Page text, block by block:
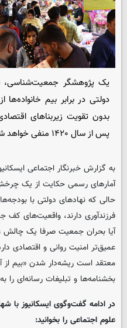
یک پژوهشگر جمعیت‌شناسی،
دولتی در برابر بیم
بدون تقویت زیربناهای
پس از سال ۱۴۲۰ منفی خواهد شد.
به گزارش خبرنگار اجتماعی
آمارهای رسمی حکایت از یک
حالی که نهادهای دولتی با
فرزندآوری دارند، واقعیت‌های
آیا بحران جمعیت صرفا یک چالش
عمیق‌تر امنیت روانی و اقتصادی
معتقد است ریشه‌دار شدن «بیم از
بخشنامه‌ها و تبلیغات رسانه‌ای
در ادامه گفت‌وگوی ایسکانیوز با
علوم اجتماعی را بخوانید: